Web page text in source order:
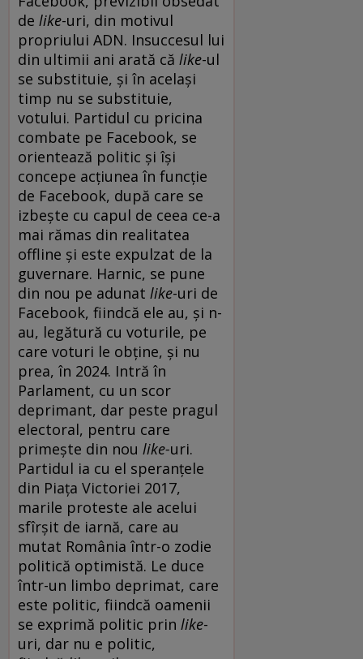
de like-uri, din motivul
propriului ADN. Insuccesul lui
din ultimii ani arată că like-ul
se substituie, și în același
timp nu se substituie,
votului. Partidul cu pricina
combate pe Facebook, se
orientează politic și își
concepe acțiunea în funcție
de Facebook, după care se
izbește cu capul de ceea ce-a
mai rămas din realitatea
offline și este expulzat de la
guvernare. Harnic, se pune
din nou pe adunat like-uri de
Facebook, fiindcă ele au, și n-
au, legătură cu voturile, pe
care voturi le obține, și nu
prea, în 2024. Intră în
Parlament, cu un scor
deprimant, dar peste pragul
electoral, pentru care
primește din nou like-uri.
Partidul ia cu el speranțele
din Piața Victoriei 2017,
marile proteste ale acelui
sfîrșit de iarnă, care au
mutat România într-o zodie
politică optimistă. Le duce
într-un limbo deprimat, care
este politic, fiindcă oamenii
se exprimă politic prin like-
uri, dar nu e politic,